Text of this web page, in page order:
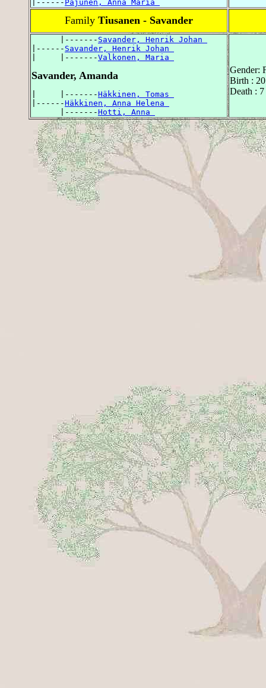
|------ Pajunen, Anna Maria
Family Tiusanen - Savander
      |-------
Savander, Henrik Johan
|------ Savander, Henrik Johan
|     |-------Valkonen, Maria
Savander, Amanda
|     |-------Häkkinen, Tomas
|------Häkkinen, Anna Helena
      |-------
Hotti, Anna
Gender:
Birth :
Death :